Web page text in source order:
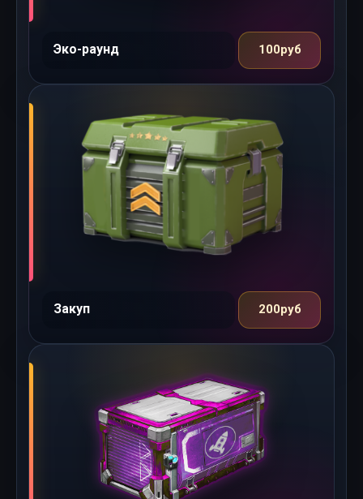
Эко-раунд 100руб
Закуп 200руб